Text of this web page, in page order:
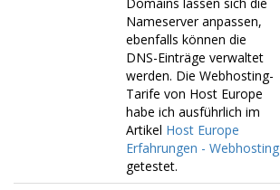
Nameserver anpassen,
ebenfalls können die
DNS-Einträge verwaltet
werden. Die Webhosting-
Tarife von Host Europe
habe ich ausführlich im
Artikel Host Europe
Erfahrungen - Webhosting
getestet.